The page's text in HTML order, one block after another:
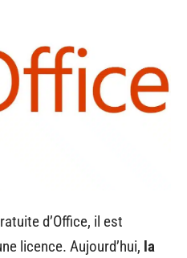
d’Office, il est
licence. Aujourd’hui, la